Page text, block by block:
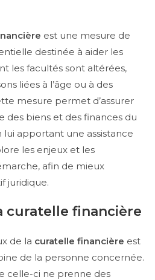
est une mesure de
destinée à aider les
les facultés sont altérées,
liées à l’âge ou à des
mesure permet d’assurer
des biens et des finances du
apportant une assistance
les enjeux et les
afin de mieux
juridique.
curatelle financière
de la curatelle financière est
de la personne concernée.
celle-ci ne prenne des